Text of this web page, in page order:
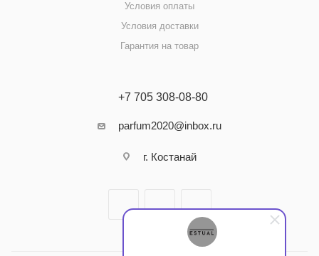
Условия оплаты
Условия доставки
Гарантия на товар
+7 705 308-08-80
parfum2020@inbox.ru
г. Костанай